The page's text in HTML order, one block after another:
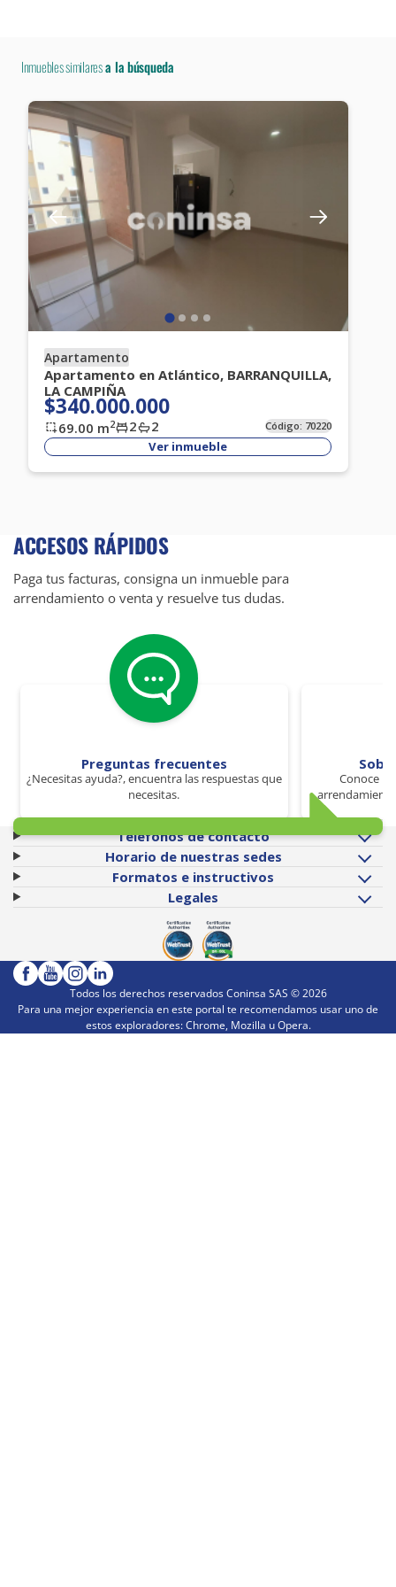
Inmuebles similaresa la búsqueda
Apartamento
Apartamento en Atlántico, BARRANQUILLA,
LA CAMPIÑA
$340.000.000
69.00 m2 2 2 Código: 70220
Ver inmueble
ACCESOS RÁPIDOS
Paga tus facturas, consigna un inmueble para
arrendamiento o venta y resuelve tus dudas.
Preguntas frecuentes
¿Necesitas ayuda?, encuentra las respuestas que
necesitas.
Conoce
Teléfonos de contacto
Horario de nuestras sedes
Formatos e instructivos
Legales
Todos los derechos reservados Coninsa SAS ©2026
Para una mejor experiencia en este portal te recomendamos usar uno de
estos exploradores: Chrome, Mozilla u Opera.